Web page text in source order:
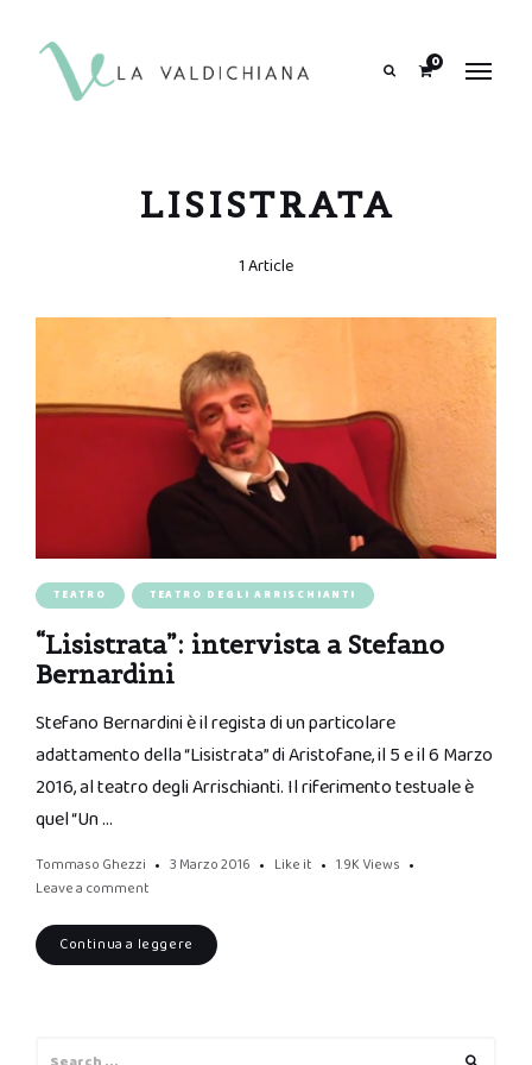
0
LISISTRATA
1 Article
TEATRO TEATRO DEGLI ARRISCHIANTI
“Lisistrata”: intervista a Stefano
Bernardini
Stefano Bernardini è il regista di un particolare
adattamento della “Lisistrata” di Aristofane, il 5 e il 6 Marzo
2016, al teatro degli Arrischianti. Il riferimento testuale è
quel “Un …
Tommaso Ghezzi 3 Marzo 2016 Like it 1.9K Views
Leave a comment
Continua a leggere